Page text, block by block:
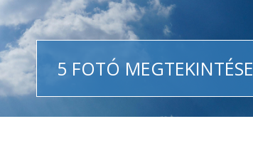
5 FOTÓ MEGTEKINTÉSE